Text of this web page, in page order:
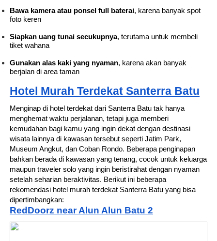
Bawa kamera atau ponsel full baterai, karena banyak spot
foto keren
Siapkan uang tunai secukupnya, terutama untuk membeli
tiket wahana
Gunakan alas kaki yang nyaman, karena akan banyak
berjalan di area taman
Hotel Murah Terdekat Santerra Batu
Menginap di hotel terdekat dari Santerra Batu tak hanya
menghemat waktu perjalanan, tetapi juga memberi
kemudahan bagi kamu yang ingin dekat dengan destinasi
wisata lainnya di kawasan tersebut seperti Jatim Park,
Museum Angkut, dan Coban Rondo. Beberapa penginapan
bahkan berada di kawasan yang tenang, cocok untuk keluarga
maupun traveler solo yang ingin beristirahat dengan nyaman
setelah seharian beraktivitas. Berikut ini beberapa
rekomendasi hotel murah terdekat Santerra Batu yang bisa
dipertimbangkan:
RedDoorz near Alun Alun Batu 2